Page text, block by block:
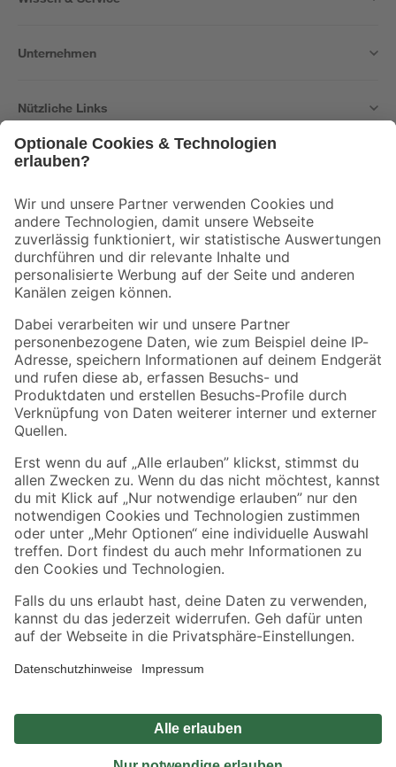
Unternehmen
Nützliche Links
Der toom Newsletter: Keine Angebote und Aktionen mehr verpassen!
Zur Newsletter Anmeldung
Folge uns
Zahlungsarten Versandarten
Sicher einkaufen
Jetzt die toom-App herunterladen
Alle Preisangaben in EUR inkl. gesetzl. MwSt.. Die dargestellten Angebote sind unter
Umständen nicht in allen Märkten verfügbar. Die angegebenen Verfügbarkeiten beziehen
Produkte nur solange der Vorrat reicht.
*Paketversand ab 59 € versandkostenfrei, gilt nicht für Artikel mit Speditionsversand, hier
Privatsphäre Impressum
Nutzungsbedingungen
Widerrufsrecht
Vertrag widerrufen